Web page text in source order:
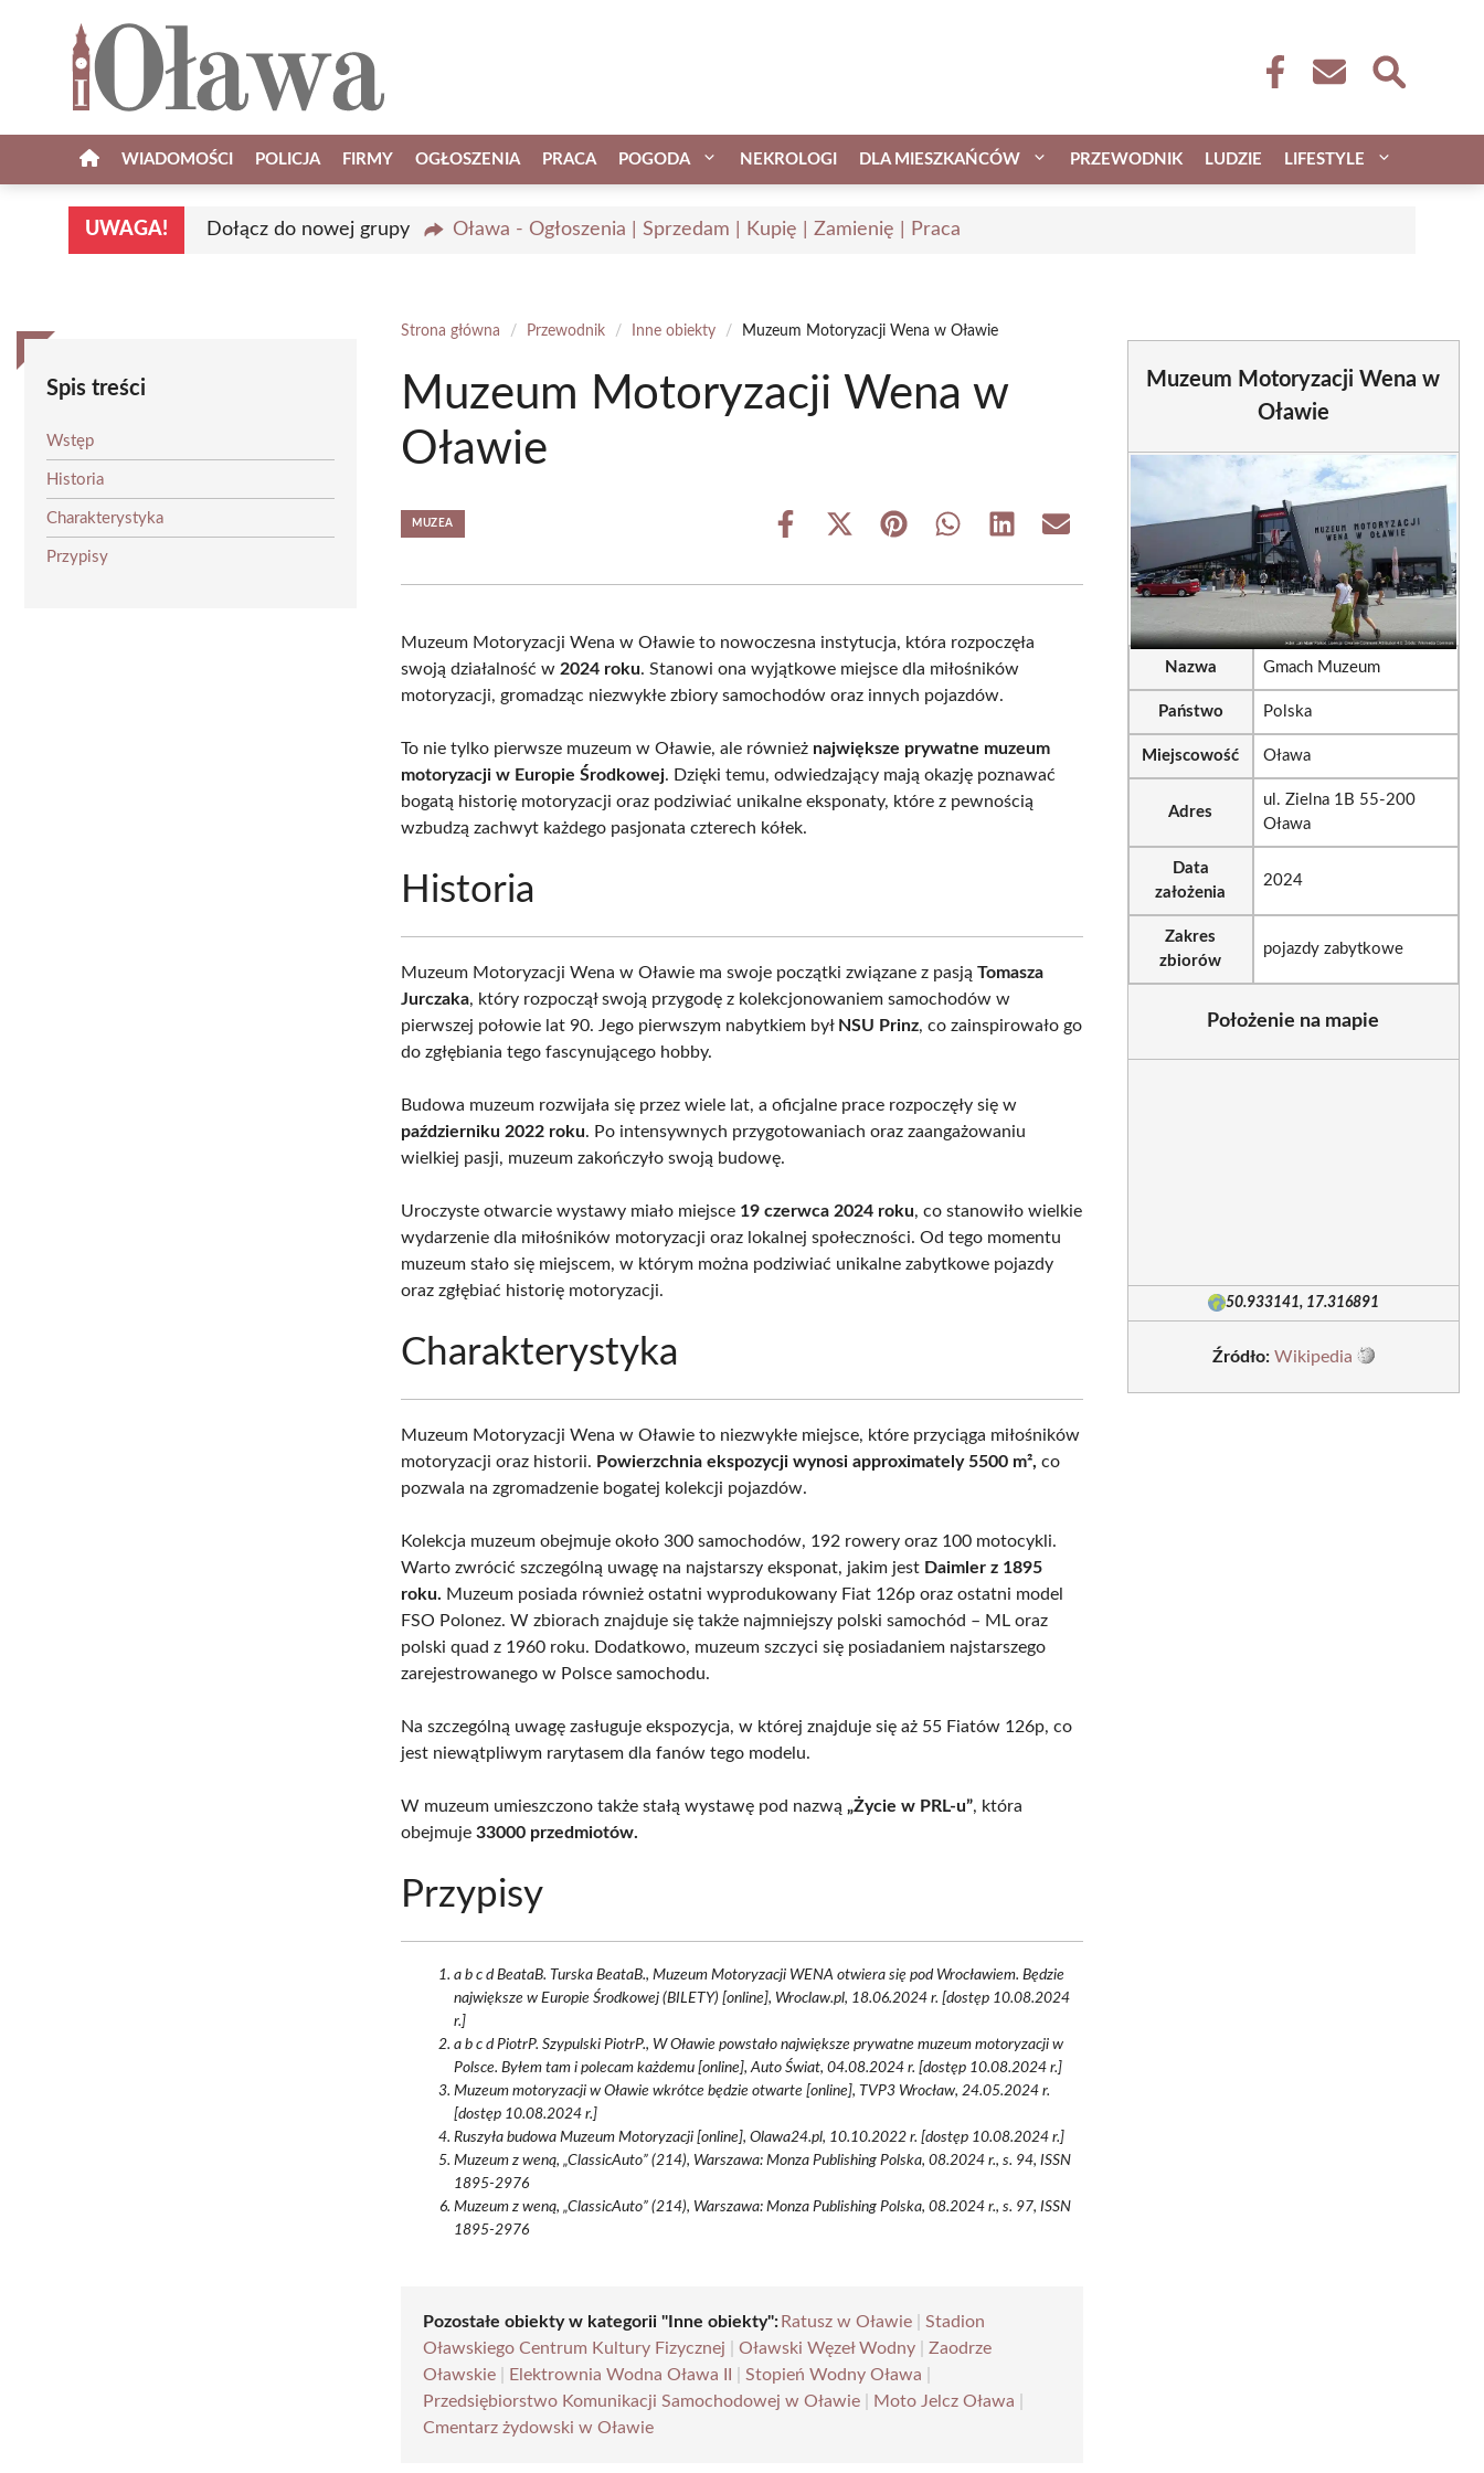
WIADOMOŚCI POLICJA FIRMY OGŁOSZENIA PRACA POGODA NEKROLOGI DLA MIESZKAŃCÓW PRZEWODNIK LUDZIE LIFESTYLE
UWAGA! Dołącz do nowej grupy Oława - Ogłoszenia | Sprzedam | Kupię | Zamienię | Praca
Spis treści
Wstęp
Historia
Charakterystyka
Przypisy
Strona główna / Przewodnik / Inne obiekty / Muzeum Motoryzacji Wena w Oławie
Muzeum Motoryzacji Wena w
Oławie
MUZEA
Share
Share
(Twitter)
Share Share Share Share
Muzeum Motoryzacji Wena w Oławie to nowoczesna instytucja, która rozpoczęła
swoją działalność w 2024 roku. Stanowi ona wyjątkowe miejsce dla miłośników
motoryzacji, gromadząc niezwykłe zbiory samochodów oraz innych pojazdów.
To nie tylko pierwsze muzeum w Oławie, ale również największe prywatne muzeum
motoryzacji w Europie Środkowej. Dzięki temu, odwiedzający mają okazję poznawać
bogatą historię motoryzacji oraz podziwiać unikalne eksponaty, które z pewnością
wzbudzą zachwyt każdego pasjonata czterech kółek.
Historia
Muzeum Motoryzacji Wena w Oławie ma swoje początki związane z pasjąTomasza
Jurczaka, który rozpoczął swoją przygodę z kolekcjonowaniem samochodów w
pierwszej połowie lat 90. Jego pierwszym nabytkiem był NSU Prinz, co zainspirowało go
do zgłębiania tego fascynującego hobby.
Budowa muzeum rozwijała się przez wiele lat, a oficjalne prace rozpoczęły się w
październiku 2022 roku. Po intensywnych przygotowaniach oraz zaangażowaniu
wielkiej pasji, muzeum zakończyło swoją budowę.
Uroczyste otwarcie wystawy miało miejsce 19 czerwca 2024 roku, co stanowiło wielkie
wydarzenie dla miłośników motoryzacji oraz lokalnej społeczności. Od tego momentu
muzeum stało się miejscem, w którym można podziwiać unikalne zabytkowe pojazdy
oraz zgłębiać historię motoryzacji.
Charakterystyka
Muzeum Motoryzacji Wena w Oławie to niezwykłe miejsce, które przyciąga miłośników
motoryzacji oraz historii. Powierzchnia ekspozycji wynosi approximately 5500 m²,co
pozwala na zgromadzenie bogatej kolekcji pojazdów.
Kolekcja muzeum obejmuje około 300 samochodów, 192 rowery oraz 100 motocykli.
Warto zwrócić szczególną uwagę na najstarszy eksponat, jakim jest Daimler z 1895
roku. Muzeum posiada również ostatni wyprodukowany Fiat 126p oraz ostatni model
FSO Polonez. W zbiorach znajduje się także najmniejszy polski samochód – ML oraz
polski quad z 1960 roku. Dodatkowo, muzeum szczyci się posiadaniem najstarszego
zarejestrowanego w Polsce samochodu.
Na szczególną uwagę zasługuje ekspozycja, w której znajduje się aż 55 Fiatów 126p, co
jest niewątpliwym rarytasem dla fanów tego modelu.
W muzeum umieszczono także stałą wystawę pod nazwą„Życie w PRL-u”, która
obejmuje33000 przedmiotów.
Przypisy
a b c d BeataB. Turska BeataB., Muzeum Motoryzacji WENA otwiera się pod Wrocławiem. Będzie
największe w Europie Środkowej (BILETY) [online], Wroclaw.pl, 18.06.2024 r. [dostęp 10.08.2024
r.]
a b c d PiotrP. Szypulski PiotrP., W Oławie powstało największe prywatne muzeum motoryzacji w
Polsce. Byłem tam i polecam każdemu [online], Auto Świat, 04.08.2024 r. [dostęp 10.08.2024 r.]
Muzeum motoryzacji w Oławie wkrótce będzie otwarte [online], TVP3 Wrocław, 24.05.2024 r.
[dostęp 10.08.2024 r.]
Ruszyła budowa Muzeum Motoryzacji [online], Olawa24.pl, 10.10.2022 r. [dostęp 10.08.2024 r.]
Muzeum z weną, „ClassicAuto” (214), Warszawa: Monza Publishing Polska, 08.2024 r., s. 94, ISSN
1895-2976
Muzeum z weną, „ClassicAuto” (214), Warszawa: Monza Publishing Polska, 08.2024 r., s. 97, ISSN
1895-2976
Pozostałe obiekty w kategorii "Inne obiekty":Ratusz w Oławie |Stadion
Oławskiego Centrum Kultury Fizycznej |Oławski Węzeł Wodny |Zaodrze
Oławskie
Elektrownia Wodna Oława II |Stopień Wodny Oława
Przedsiębiorstwo Komunikacji Samochodowej w Oławie
Moto Jelcz Oława
Cmentarz żydowski w Oławie
Muzeum Motoryzacji Wena w
Oławie
Nazwa Gmach Muzeum
Państwo Polska
Miejscowość Oława
Adres
ul. Zielna 1B 55-200
Oława
Data
założenia
2024
Zakres
zbiorów
pojazdy zabytkowe
Położenie na mapie
50.933141, 17.316891
Źródło: Wikipedia